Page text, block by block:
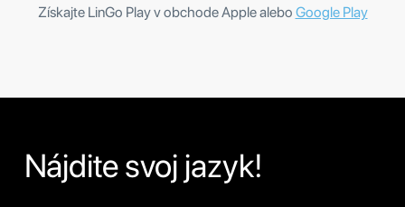
Získajte LinGo Play v obchode Apple alebo Google Play
Nájdite svoj jazyk!